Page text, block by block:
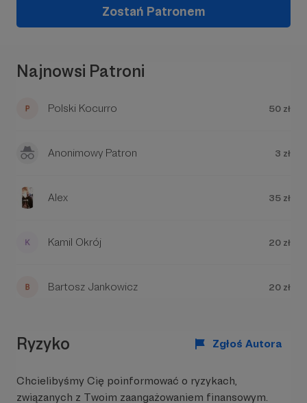
polityki prywatności
Zostań Patronem
Najnowsi Patroni
Polski Kocurro 50 zł
Anonimowy Patron 3 zł
Alex 35 zł
Kamil Okrój 20 zł
Bartosz Jankowicz 20 zł
Ryzyko Zgłoś Autora
Chcielibyśmy Cię poinformować o ryzykach,
związanych z Twoim zaangażowaniem finansowym.